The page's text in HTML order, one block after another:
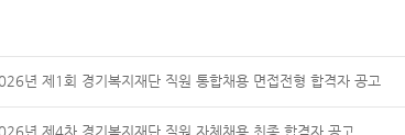
년 제1회 경기복지재단 직원 통합채용 면접전형 합격자 공고
년 제4차 경기복지재단 직원 자체채용 최종 합격자 공고